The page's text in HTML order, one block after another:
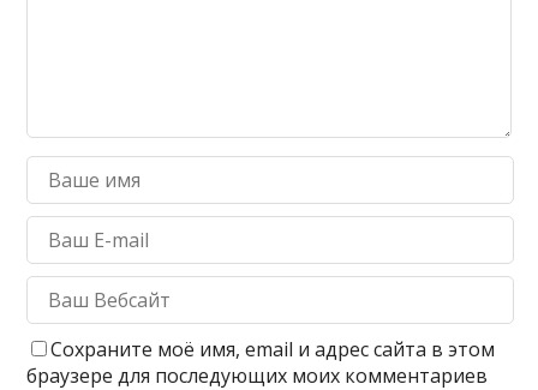
Сохраните моё имя, email и адрес сайта в этом
браузере для последующих моих комментариев